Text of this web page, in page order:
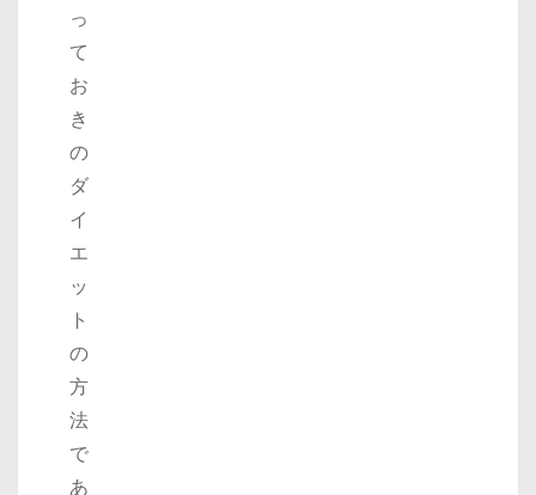
っ
て
お
き
の
ダ
イ
エ
ッ
ト
の
方
法
で
あ